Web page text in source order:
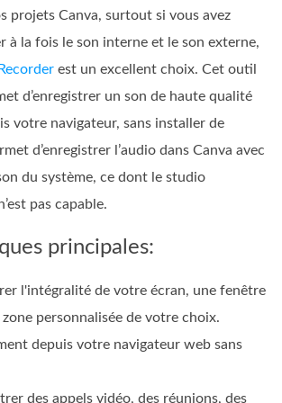
projets Canva, surtout si vous avez
à la fois le son interne et le son externe,
est un excellent choix. Cet outil
d’enregistrer un son de haute qualité
votre navigateur, sans installer de
d’enregistrer l’audio dans Canva avec
du système, ce dont le studio
pas capable.
principales:
l'intégralité de votre écran, une fenêtre
personnalisée de votre choix.
depuis votre navigateur web sans
des appels vidéo, des réunions, des